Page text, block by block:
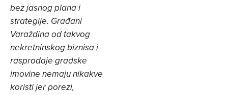
bez jasnog plana i
strategije. Građani
Varaždina od takvog
nekretninskog biznisa i
rasprodaje gradske
imovine nemaju nikakve
koristi jer porezi,